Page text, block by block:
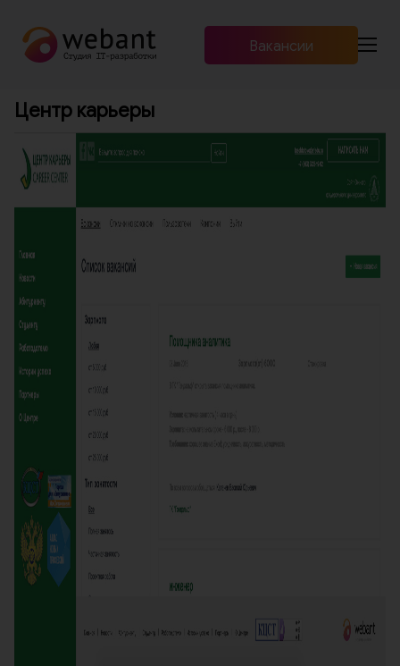
Услуги и стоимость
+7 (960) 466-01-00 RU EN
Вакансии
Центр карьеры